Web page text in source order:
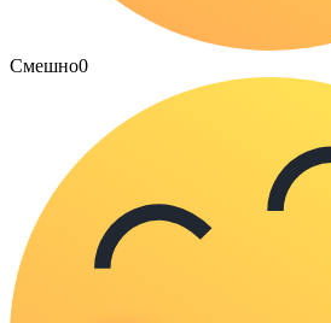
Смешно0